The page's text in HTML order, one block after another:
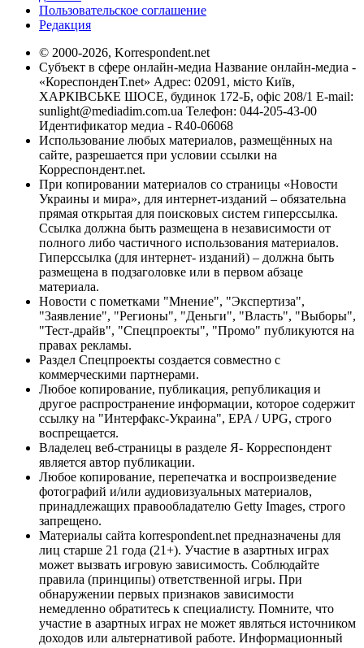
Пользовательское соглашение
Редакция
© 2000-2026, Korrespondent.net
Субъект в сфере онлайн-медиа Название онлайн-медиа -
«КореспонденТ.net» Адрес: 02091, місто Київ,
ХАРКІВСЬКЕ ШОСЕ, будинок 172-Б, офіс 208/1 E-mail:
sunlight@mediadim.com.ua Телефон: 044-205-43-00
Идентификатор медиа - R40-06068
Использование любых материалов, размещённых на
сайте, разрешается при условии ссылки на
Корреспондент.net.
При копировании материалов со страницы «Новости
Украины и мира», для интернет-изданий – обязательна
прямая открытая для поисковых систем гиперссылка.
Ссылка должна быть размещена в независимости от
полного либо частичного использования материалов.
Гиперссылка (для интернет- изданий) – должна быть
размещена в подзаголовке или в первом абзаце
материала.
Новости с пометками "Мнение", "Экспертиза",
"Заявление", "Регионы", "Деньги", "Власть", "Выборы",
"Тест-драйв", "Спецпроекты", "Промо" публикуются на
правах рекламы.
Раздел Спецпроекты создается совместно с
коммерческими партнерами.
Любое копирование, публикация, републикация и
другое распространение информации, которое содержит
ссылку на "Интерфакс-Украина", EPA / UPG, строго
воспрещается.
Владелец веб-страницы в разделе Я- Корреспондент
является автор публикации.
Любое копирование, перепечатка и воспроизведение
фотографий и/или аудиовизуальных материалов,
принадлежащих правообладателю Getty Images, строго
запрещено.
Материалы сайта korrespondent.net предназначены для
лиц старше 21 года (21+). Участие в азартных играх
может вызвать игровую зависимость. Соблюдайте
правила (принципы) ответственной игры. При
обнаружении первых признаков зависимости
немедленно обратитесь к специалисту. Помните, что
участие в азартных играх не может являться источником
доходов или альтернативой работе. Информационный